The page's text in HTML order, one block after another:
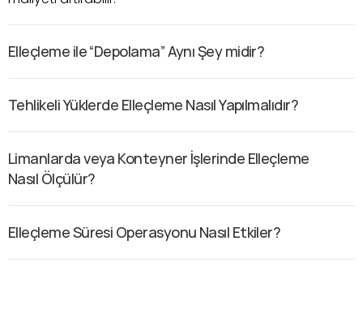
Elleçleme ile “Depolama” Aynı Şey midir?
Tehlikeli Yüklerde Elleçleme Nasıl Yapılmalıdır?
Limanlarda veya Konteyner İşlerinde Elleçleme
Nasıl Ölçülür?
Elleçleme Süresi Operasyonu Nasıl Etkiler?